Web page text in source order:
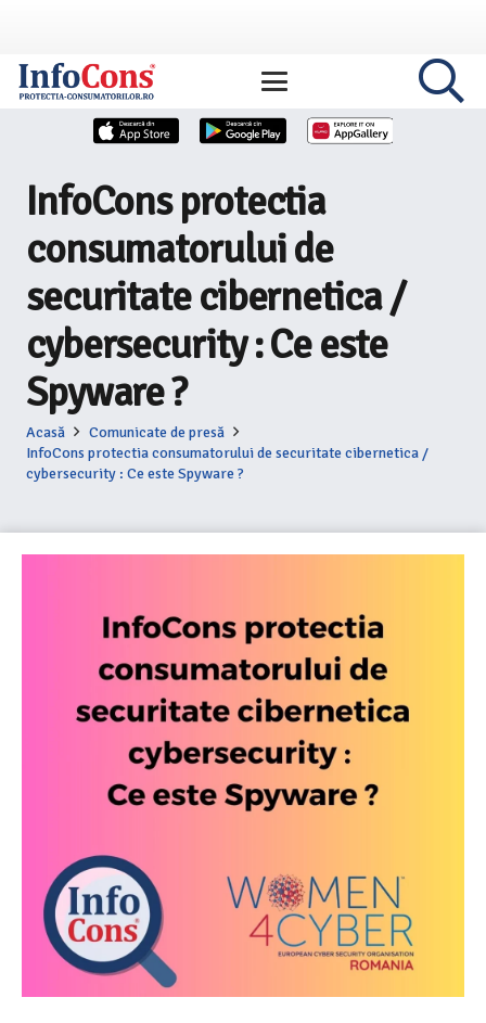
InfoCons protectia
consumatorului de
securitate cibernetica /
cybersecurity : Ce este
Spyware ?
Acasă
Comunicate de presă
InfoCons protectia consumatorului de securitate cibernetica /
cybersecurity : Ce este Spyware ?